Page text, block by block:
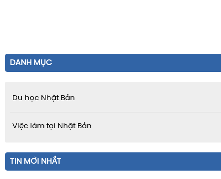
DANH MỤC
Du học Nhật Bản
Việc làm tại Nhật Bản
TIN MỚI NHẤT